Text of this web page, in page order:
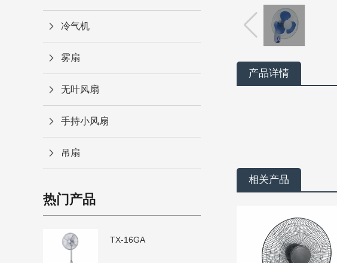
冷气机
雾扇
无叶风扇
手持小风扇
吊扇
热门产品
TX-16GA
产品详情
相关产品